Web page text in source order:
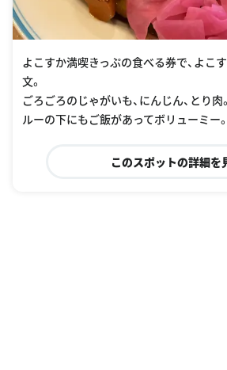
よこすか満喫きっぷの食べる券で、よこ
文。
ごろごろのじゃがいも、にんじん、とり肉。
ルーの下にもご飯があってボリューミー。
このスポットの詳細を